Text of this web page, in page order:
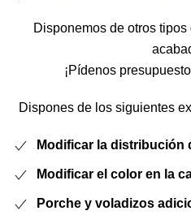
Disponemos de otros
¡Pídenos
Dispones de los siguientes
Modificar la distribución
Modificar el color en la
Porche y voladizos